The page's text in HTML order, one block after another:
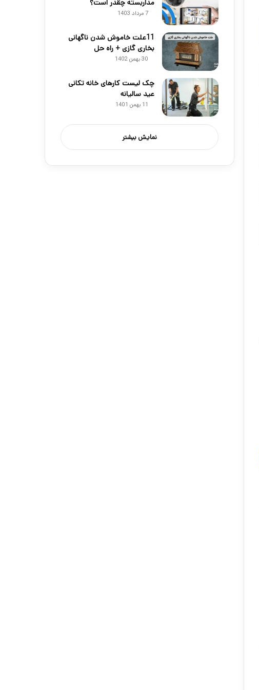
مداربسته چقدر است؟
7 مرداد 1403
11علت خاموش شدن ناگهانی
بخاری گازی + راه حل
30 بهمن 1402
چک لیست کارهای خانه تکانی
عید سالیانه
11 بهمن 1401
نمایش بیشتر